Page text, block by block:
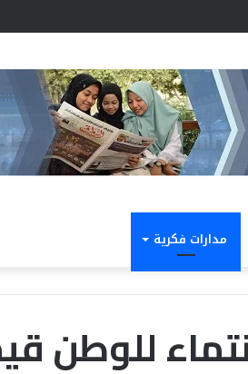
الثانوية الأزهرية لمعاهد فلسطين بنسبة نجاح
مدارات فكرية
للوطن